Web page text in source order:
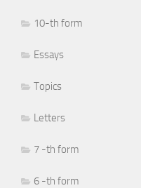
10-th form
Essays
Topics
Letters
7 -th form
6 -th form